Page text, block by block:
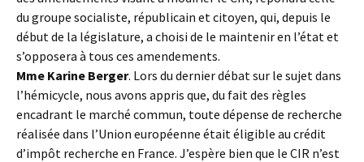
du groupe socialiste, républicain et citoyen, qui, depuis le
début de la législature, a choisi de le maintenir en l’état et
s’opposera à tous ces amendements.
Mme Karine Berger. Lors du dernier débat sur le sujet dans
l’hémicycle, nous avons appris que, du fait des règles
encadrant le marché commun, toute dépense de recherche
réalisée dans l’Union européenne était éligible au crédit
d’impôt recherche en France. J’espère bien que le CIR n’est